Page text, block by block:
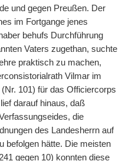
und gegen Preußen. Der
im Fortgange jenes
behufs Durchführung
Vaters zugethan, suchte
praktisch zu machen,
Vilmar im
101) für das Officiercorps
darauf hinaus, daß
die
des Landesherrn auf
befolgen hätte. Die meisten
gegen 10) konnten diese